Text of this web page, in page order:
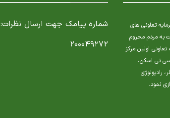
تعاونی های
به مردم محروم
شرکت تعاونی اولین مرکز
سی تی اسکن،
رادیولوژی
نمود.
شماره پیامک جهت ارسال نظرات:
۲۰۰۰۴۹۲۷۲